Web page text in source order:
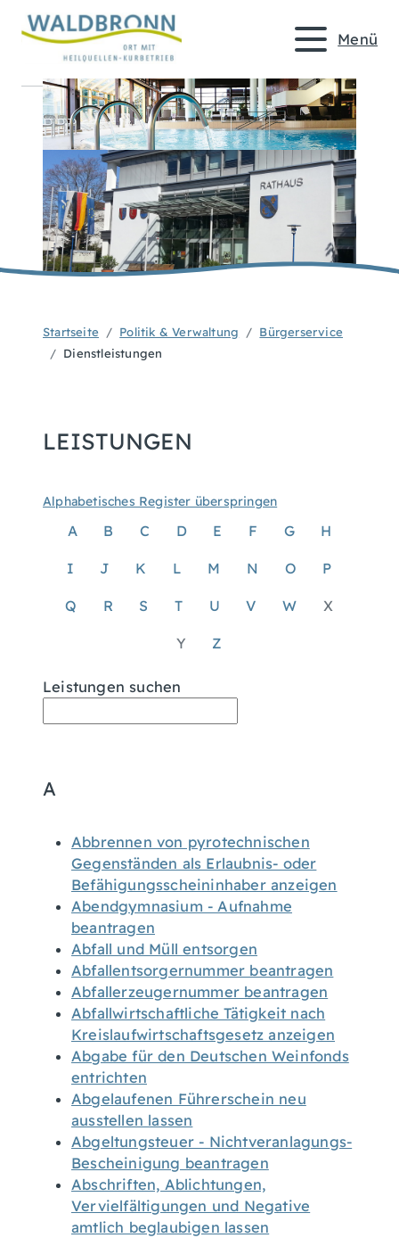
Menü
Startseite Politik & Verwaltung
Bürgerservice
Dienstleistungen
LEISTUNGEN
Alphabetisches Register überspringen
A B C D E F G H
I J K L M N O P
Q R S T U V W X
Y Z
Leistungen suchen
A
Abbrennen von pyrotechnischen
Gegenständen als Erlaubnis- oder
Befähigungsscheininhaber anzeigen
Abendgymnasium - Aufnahme
beantragen
Abfall und Müll entsorgen
Abfallentsorgernummer beantragen
Abfallerzeugernummer beantragen
Abfallwirtschaftliche Tätigkeit nach
Kreislaufwirtschaftsgesetz anzeigen
Abgabe für den Deutschen Weinfonds
entrichten
Abgelaufenen Führerschein neu
ausstellen lassen
Abgeltungsteuer - Nichtveranlagungs-
Bescheinigung beantragen
Abschriften, Ablichtungen,
Vervielfältigungen und Negative
amtlich beglaubigen lassen